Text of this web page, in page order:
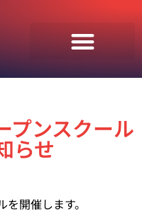
プンスクール
らせ
開催します。